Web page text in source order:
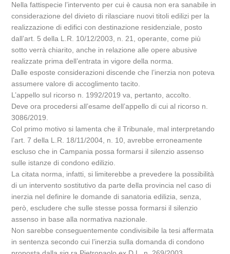
Nella fattispecie l’intervento per cui è causa non era sanabile in
considerazione del divieto di rilasciare nuovi titoli edilizi per la
realizzazione di edifici con destinazione residenziale, posto
dall’art. 5 della L.R. 10/12/2003, n. 21, operante, come più
sotto verrà chiarito, anche in relazione alle opere abusive
realizzate prima dell’entrata in vigore della norma.
Dalle esposte considerazioni discende che l’inerzia non poteva
assumere valore di accoglimento tacito.
L’appello sul ricorso n. 1992/2019 va, pertanto, accolto.
Deve ora procedersi all’esame dell’appello di cui al ricorso n.
3086/2019.
Col primo motivo si lamenta che il Tribunale, mal interpretando
l’art. 7 della L.R. 18/11/2004, n. 10, avrebbe erroneamente
escluso che in Campania possa formarsi il silenzio assenso
sulle istanze di condono edilizio.
La citata norma, infatti, si limiterebbe a prevedere la possibilità
di un intervento sostitutivo da parte della provincia nel caso di
inerzia nel definire le domande di sanatoria edilizia, senza,
però, escludere che sulle stesse possa formarsi il silenzio
assenso in base alla normativa nazionale.
Non sarebbe conseguentemente condivisibile la tesi affermata
in sentenza secondo cui l’inerzia sulla domanda di condono